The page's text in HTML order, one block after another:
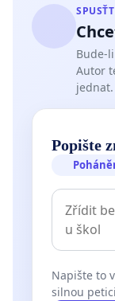
Bude-
Autor
Popište
Napište to
silnou